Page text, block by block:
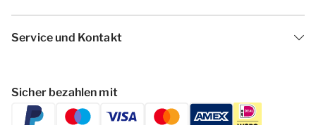
Service und Kontakt
Sicher bezahlen mit